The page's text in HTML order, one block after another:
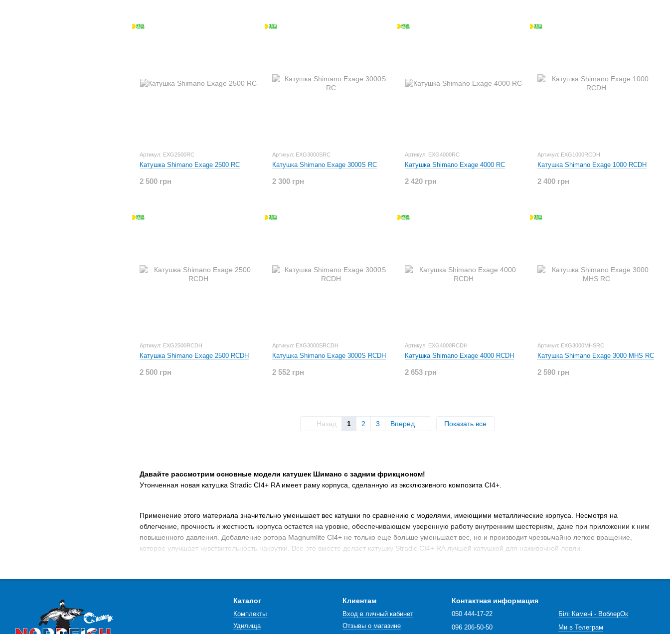
Давайте рассмотрим основные модели катушек Шимано с задним фрикционом!
Утонченная новая катушка Stradic CI4+ RA имеет раму корпуса, сделанную из эксклюзивного композита CI4+.
Применение этого материала значительно уменьшает вес катушки по сравнению с моделями, имеющими металлические корпуса. Несмотря на
облегчение, прочность и жесткость корпуса остается на уровне, обеспечивающем уверенную работу внутренним шестерням, даже при приложении к ним
повышенного давления. Добавление ротора Magnumlite CI4+ не только еще больше уменьшает вес, но и производит чрезвычайно легкое вращение,
которое улучшает чувствительность накрутки. Все это вместе делает катушку Stradic CI4+ RA лучшей катушкой для наживочной ловли.
Артикул: EXG2500RC
Катушка Shimano Exage 2500 RC
2 500 грн
Артикул: EXG3000SRC
Катушка Shimano Exage 3000S RC
2 300 грн
Артикул: EXG4000RC
Катушка Shimano Exage 4000 RC
2 420 грн
Артикул: EXG1000RCDH
Катушка Shimano Exage 1000 RCDH
2 400 грн
Артикул: EXG2500RCDH
Катушка Shimano Exage 2500 RCDH
2 500 грн
Артикул: EXG3000SRCDH
Катушка Shimano Exage 3000S RCDH
2 552 грн
Артикул: EXG4000RCDH
Катушка Shimano Exage 4000 RCDH
2 653 грн
Артикул: EXG3000MHSRC
Катушка Shimano Exage 3000 MHS RC
2 590 грн
Назад 1 2 3 Вперед Показать все
Каталог
Комплекты
Удилища
Клиентам
Вход в личный кабинет
Отзывы о магазине
Контактная информация
050 444-17-22
096 206-50-50
Білі Камені - ВоблерОк
Ми в Телеграм